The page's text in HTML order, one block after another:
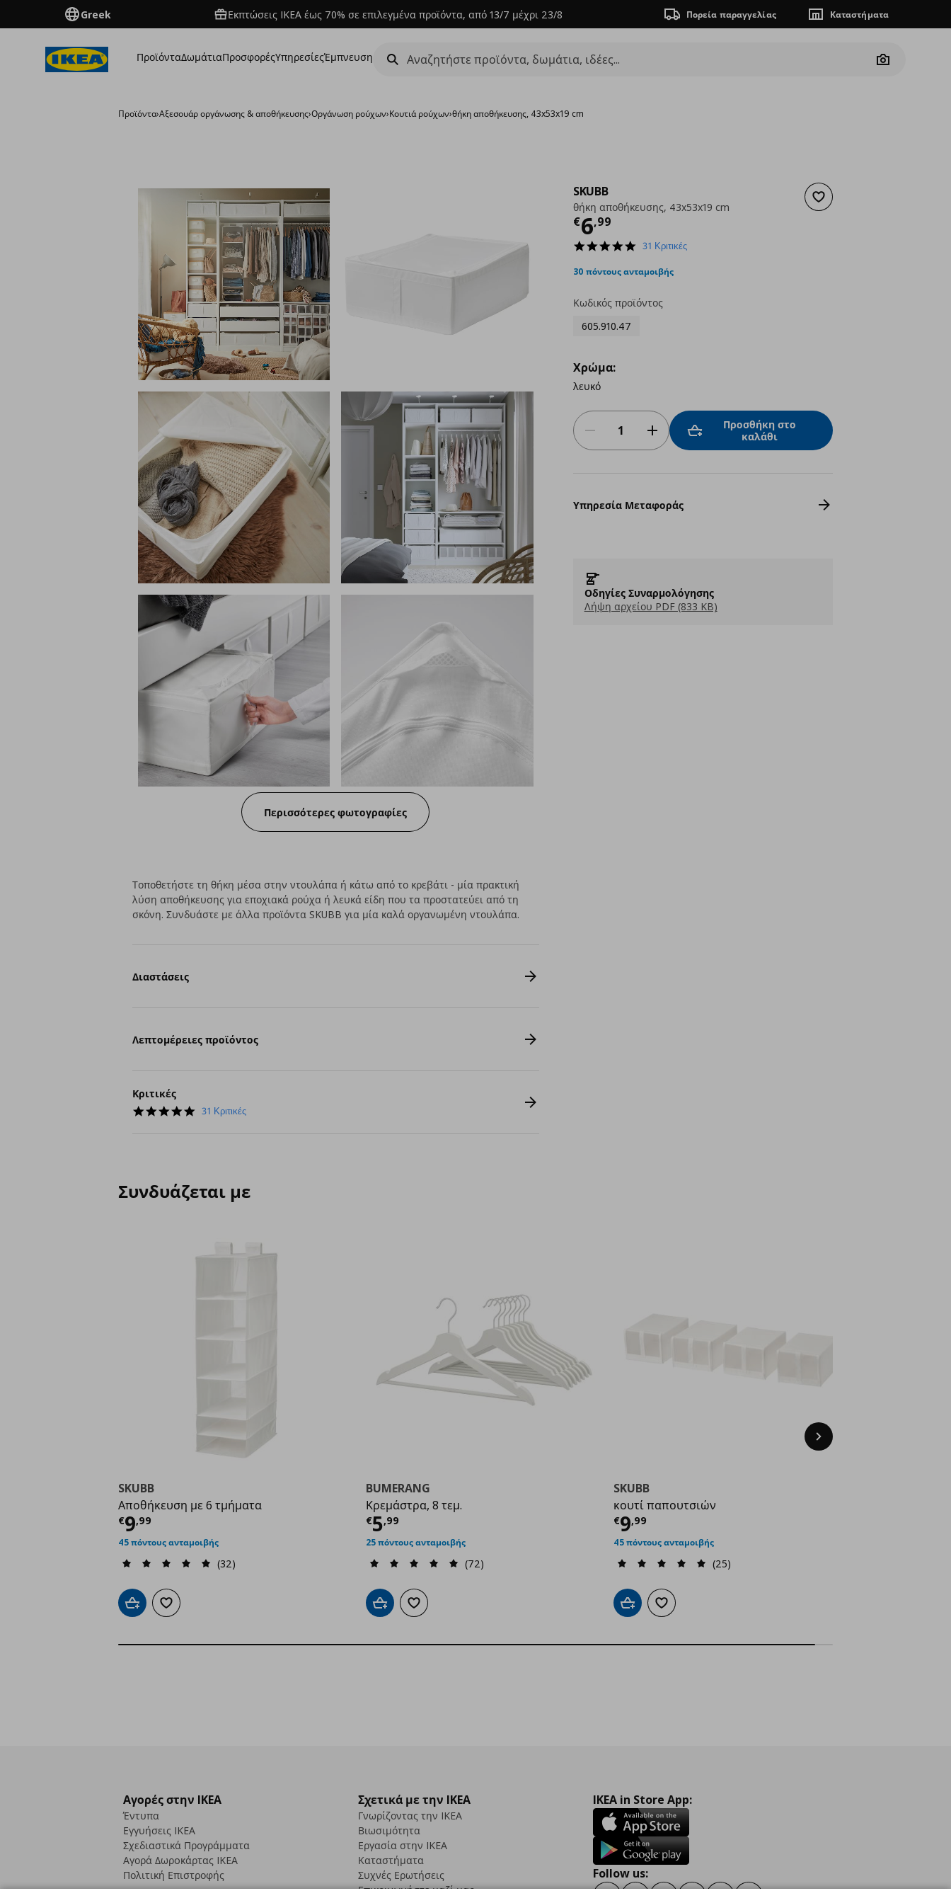
Greek Εκπτώσεις IKEA έως 70% σε επιλεγμένα προϊόντα, από 13/7 μέχρι 23/8 Πορεία παραγγελίας Καταστήματα
ΠροϊόνταΔωμάτιαΠροσφορέςΥπηρεσίεςΈμπνευση
Camera
Προϊόντα›Aξεσουάρ οργάνωσης & αποθήκευσης›Οργάνωση ρούχων›Κουτιά ρούχων›θήκη αποθήκευσης, 43x53x19 cm
Περισσότερες φωτογραφίες
Προσθήκη στα αγαπημένα
SKUBB
θήκη αποθήκευσης, 43x53x19 cm
€6,99
Τρέχουσα τιμή
4.9
rating
31 Κριτικές
30 πόντους ανταμοιβής
Κωδικός προϊόντος
605.910.47
Χρώμα:
λευκό
Προσθήκη στο
καλάθι
Υπηρεσία Μεταφοράς
Οδηγίες Συναρμολόγησης
Λήψη αρχείου PDF (833 KB)
Τοποθετήστε τη θήκη μέσα στην ντουλάπα ή κάτω από το κρεβάτι - μία πρακτική
λύση αποθήκευσης για εποχιακά ρούχα ή λευκά είδη που τα προστατεύει από τη
σκόνη. Συνδυάστε με άλλα προϊόντα SKUBB για μία καλά οργανωμένη ντουλάπα.
Διαστάσεις
Λεπτομέρειες προϊόντος
Κριτικές
4.9
31 Κριτικές
Συνδυάζεται με
SKUBB
Αποθήκευση με 6 τμήματα
€9,99
Τρέχουσα τιμή
45 πόντους ανταμοιβής
(32)
Προσθήκη στο καλάθι
Προσθήκη στα αγαπημένα
BUMERANG
Κρεμάστρα, 8 τεμ.
€5,99
Τρέχουσα τιμή
25 πόντους ανταμοιβής
(72)
Προσθήκη στο καλάθι
Προσθήκη στα αγαπημένα
SKUBB
κουτί παπουτσιών
€9,99
Τρέχουσα τιμή
45 πόντους ανταμοιβής
(25)
Προσθήκη στο καλάθι
Προσθήκη στα αγαπημένα
Next
Αγορές στην IKEA
Έντυπα
Εγγυήσεις IKEA
Σχεδιαστικά Προγράμματα
Αγορά Δωρoκάρτας IKEA
Πολιτική Επιστροφής
Σχετικά με την IKEA
Γνωρίζοντας την IKEA
Βιωσιμότητα
Εργασία στην IKEA
Καταστήματα
Συχνές Ερωτήσεις
Επικοινωνήστε μαζί μας
IKEA in Store App:
Follow us: